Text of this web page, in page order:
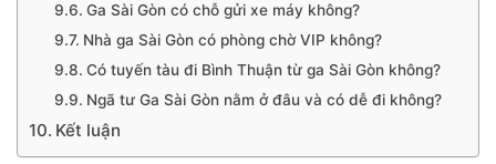
Ga Sài Gòn có chỗ gửi xe máy không?
Nhà ga Sài Gòn có phòng chờ VIP không?
Có tuyến tàu đi Bình Thuận từ ga Sài Gòn không?
Ngã tư Ga Sài Gòn nằm ở đâu và có dễ đi không?
Kết luận